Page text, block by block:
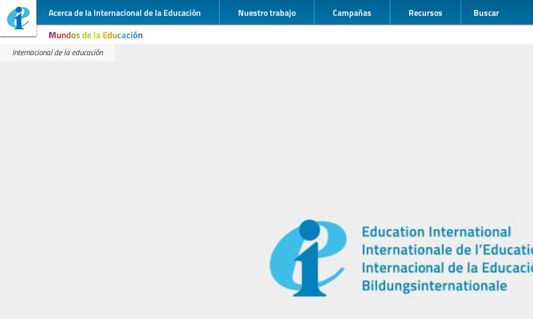
Acerca de la Internacional de la Educación Nuestro trabajo Campañas Recursos Buscar
Mundos de la Educación
Internacional de la educación